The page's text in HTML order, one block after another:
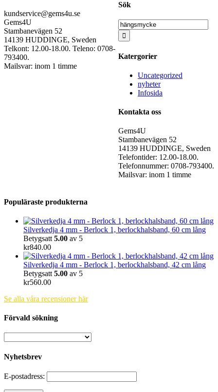
Sök
Sök
efter:
Katergorier
Uncategorized
nyheter
Infosida
Kontakta oss
Gems4U
Stambanevägen 52
14139 HUDDINGE, Sweden
Telefontider: 12.00-18.00.
Telefonnummer: 0708-793400.
Mailsvar: inom 1 timme
kundservice@gems4u.se
Gems4U
Stambanevägen 52
14139 HUDDINGE, Sweden
Telkont: 12.00-18.00. Teleno: 0708-
793400.
Mailsvar: inom 1 timme
Populäraste produkterna
Silverkedja 4 mm - Berlock 1, berlockhalsband, 60 cm lång
Betygsatt 5.00 av 5
kr840.00
Silverkedja 4 mm - Berlock 1, berlockhalsband, 42 cm lång
Betygsatt 5.00 av 5
kr560.00
Se alla våra recensioner här
Förvald sökning
Nyhetsbrev
E-postadress: